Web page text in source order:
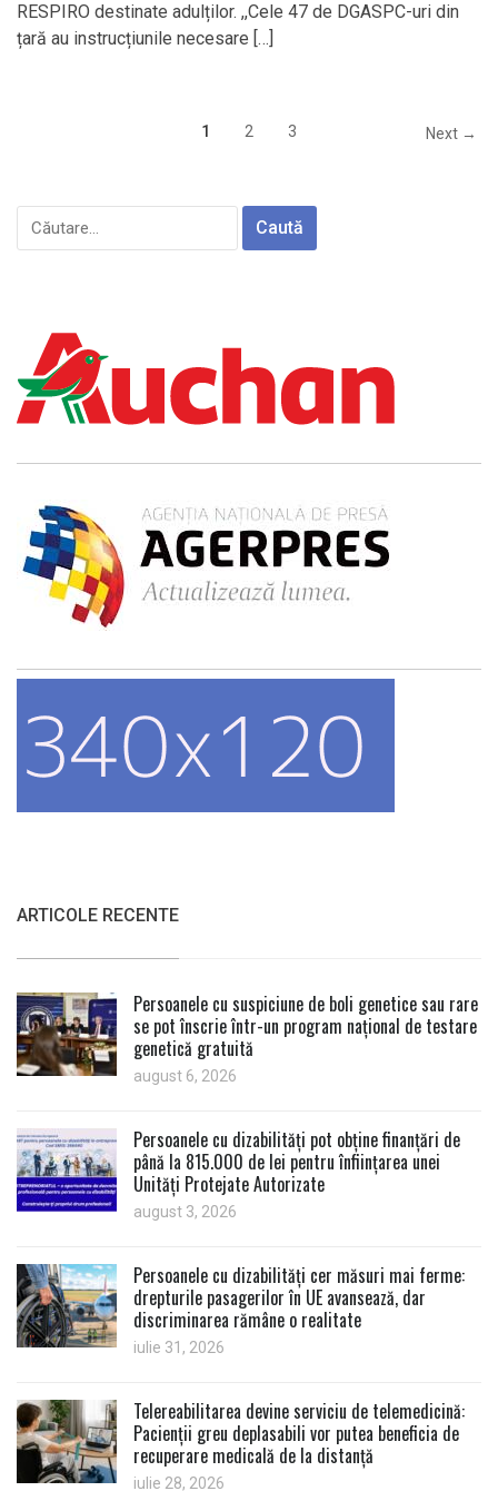
RESPIRO destinate adulților. ,,Cele 47 de DGASPC-uri din
țară au instrucțiunile necesare […]
1 2 3 Next →
Caută
după:
ARTICOLE RECENTE
Persoanele cu suspiciune de boli genetice sau rare
se pot înscrie într-un program național de testare
genetică gratuită
august 6, 2026
Persoanele cu dizabilități pot obține finanțări de
până la 815.000 de lei pentru înființarea unei
Unități Protejate Autorizate
august 3, 2026
Persoanele cu dizabilități cer măsuri mai ferme:
drepturile pasagerilor în UE avansează, dar
discriminarea rămâne o realitate
iulie 31, 2026
Telereabilitarea devine serviciu de telemedicină:
Pacienții greu deplasabili vor putea beneficia de
recuperare medicală de la distanță
iulie 28, 2026